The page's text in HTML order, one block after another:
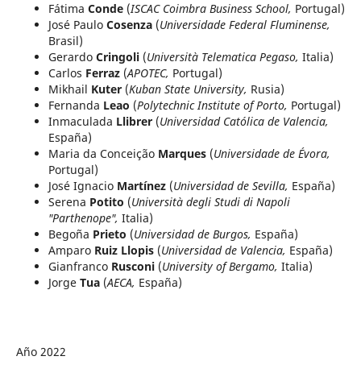
Fátima Conde (ISCAC Coimbra Business School, Portugal)
José Paulo Cosenza (Universidade Federal Fluminense,
Brasil)
Gerardo Cringoli (Università Telematica Pegaso, Italia)
Carlos Ferraz (APOTEC, Portugal)
Mikhail Kuter (Kuban State University, Rusia)
Fernanda Leao (Polytechnic Institute of Porto, Portugal)
Inmaculada Llibrer (Universidad Católica de Valencia,
España)
Maria da Conceição Marques (Universidade de Évora,
Portugal)
José Ignacio Martínez (Universidad de Sevilla, España)
Serena Potito (Università degli Studi di Napoli
"Parthenope", Italia)
Begoña Prieto (Universidad de Burgos, España)
Amparo Ruiz Llopis (Universidad de Valencia, España)
Gianfranco Rusconi (University of Bergamo, Italia)
Jorge Tua (AECA, España)
Año 2022